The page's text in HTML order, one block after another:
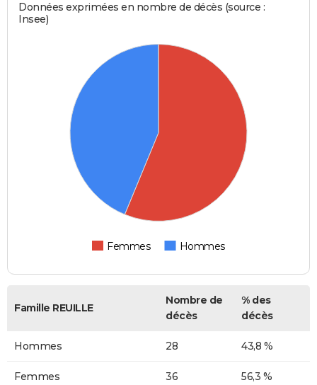
Données exprimées en nombre de décès (source :
Insee)
Femmes Hommes
Famille REUILLE
Nombre de
décès
% des
décès
Hommes 28 43,8 %
Femmes 36 56,3 %